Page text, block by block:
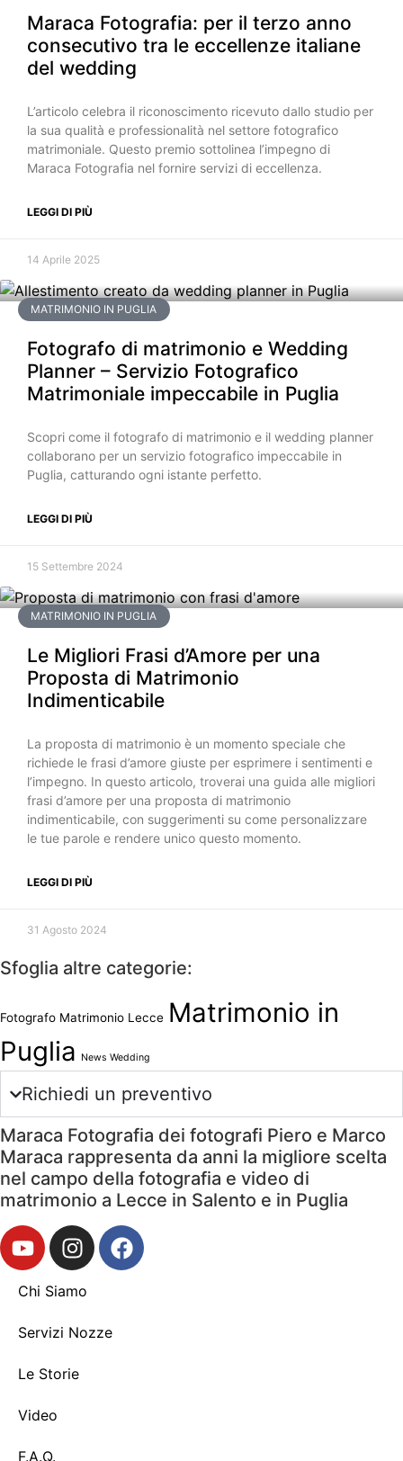
Maraca Fotografia: per il terzo anno
consecutivo tra le eccellenze italiane
del wedding
L’articolo celebra il riconoscimento ricevuto dallo studio per
la sua qualità e professionalità nel settore fotografico
matrimoniale. Questo premio sottolinea l’impegno di
Maraca Fotografia nel fornire servizi di eccellenza.
LEGGI DI PIÙ
14 Aprile 2025
MATRIMONIO IN PUGLIA
Fotografo di matrimonio e Wedding
Planner – Servizio Fotografico
Matrimoniale impeccabile in Puglia
Scopri come il fotografo di matrimonio e il wedding planner
collaborano per un servizio fotografico impeccabile in
Puglia, catturando ogni istante perfetto.
LEGGI DI PIÙ
15 Settembre 2024
MATRIMONIO IN PUGLIA
Le Migliori Frasi d’Amore per una
Proposta di Matrimonio
Indimenticabile
La proposta di matrimonio è un momento speciale che
richiede le frasi d’amore giuste per esprimere i sentimenti e
l’impegno. In questo articolo, troverai una guida alle migliori
frasi d’amore per una proposta di matrimonio
indimenticabile, con suggerimenti su come personalizzare
le tue parole e rendere unico questo momento.
LEGGI DI PIÙ
31 Agosto 2024
Sfoglia altre categorie:
Fotografo Matrimonio Lecce Matrimonio in
Puglia
News Wedding
Richiedi un preventivo
Maraca Fotografia dei fotografi Piero e Marco
Maraca rappresenta da anni la migliore scelta
nel campo della fotografia e video di
matrimonio a Lecce in Salento e in Puglia
Chi Siamo
Servizi Nozze
Le Storie
Video
F.A.Q.